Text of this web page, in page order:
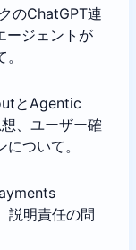
のChatGPT連
ージェントが
とAgentic
、ユーザー確
ついて。
説明責任の問